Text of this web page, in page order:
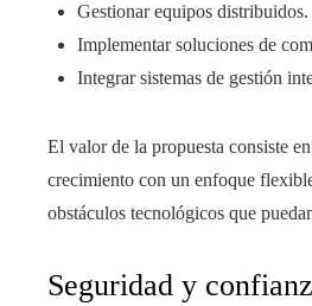
Gestionar equipos distribuidos.
Implementar soluciones de
Integrar sistemas de gestión
El valor de la propuesta consiste
crecimiento con un enfoque
obstáculos tecnológicos que
Seguridad y